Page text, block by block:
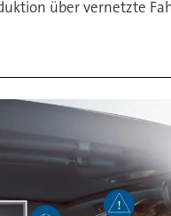
über vernetzte